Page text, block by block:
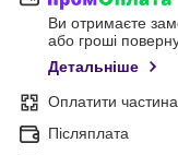
Ви отримаєте
або гроші
Детальніше
Оплатити
Післяплата